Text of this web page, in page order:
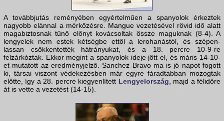
A továbbjutás reményében egyértelműen a spanyolok érkeztek
nagyobb elánnal a mérkőzésre. Mangue vezetésével rövid idő alatt
magabiztosnak tűnő előnyt kovácsoltak össze maguknak (8-4). A
lengyelek nem estek kétségbe ettől a lerohanástól, és szépen-
lassan csökkentették hátrányukat, és a 18. percre 10-9-re
felzárkóztak. Ekkor megint a spanyolok ideje jött el, és máris 14-10-
et mutatott az eredményjelző. Sanchez Bravo ma is jó napot fogott
ki, társai viszont védekezésben már egyre fáradtabban mozogtak
előtte, így a 28. percre kiegyenlített Lengyelország, majd a félidőre
át is vette a vezetést (14-15).